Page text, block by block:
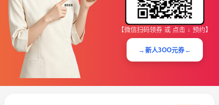
【微信扫码领券 或 点击 ↓ 预约】
→新人3OO元券←